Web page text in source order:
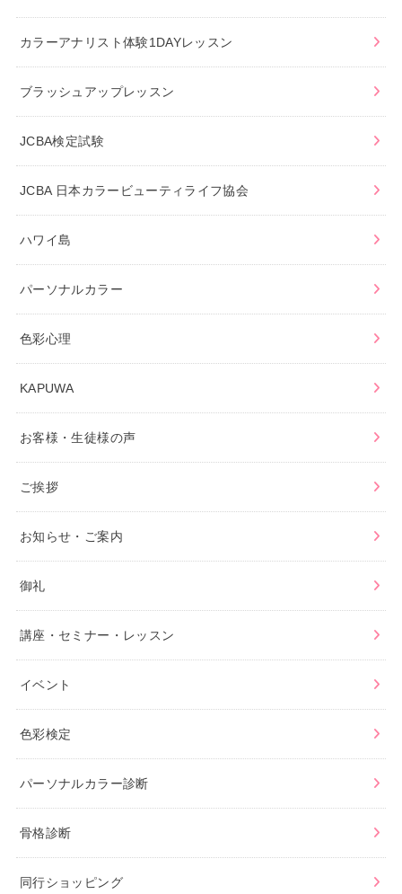
カラーアナリスト体験1DAYレッスン
ブラッシュアップレッスン
JCBA検定試験
JCBA 日本カラービューティライフ協会
ハワイ島
パーソナルカラー
色彩心理
KAPUWA
お客様・生徒様の声
ご挨拶
お知らせ・ご案内
御礼
講座・セミナー・レッスン
イベント
色彩検定
パーソナルカラー診断
骨格診断
同行ショッピング